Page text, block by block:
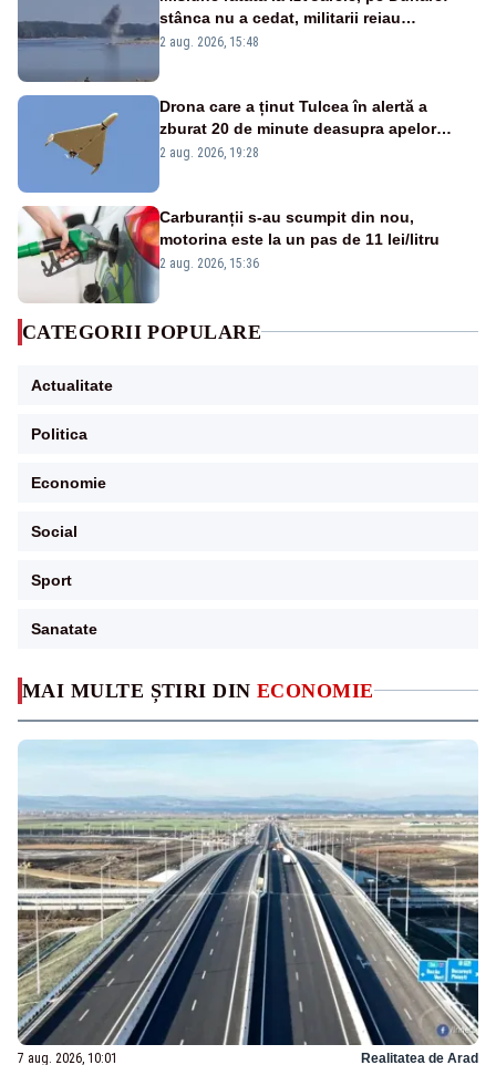
MAI MULTE ȘTIRI DIN ECONOMIE
7 aug. 2026, 10:01 Realitatea de Arad
stânca nu a cedat, militarii reiau
detonările luni – VIDEO
2 aug. 2026, 15:48
Drona care a ținut Tulcea în alertă a
zburat 20 de minute deasupra apelor
României. Au fost ridicate două F-16
2 aug. 2026, 19:28
Carburanții s-au scumpit din nou,
motorina este la un pas de 11 lei/litru
2 aug. 2026, 15:36
CATEGORII POPULARE
Actualitate
Politica
Economie
Social
Sport
Sanatate